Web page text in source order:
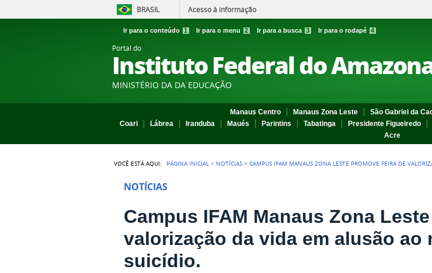
BRASIL Acesso à informação
Ir para o conteúdo 1 Ir para o menu 2 Ir para a busca 3 Ir para o rodapé 4
Portal do
Instituto Federal do
MINISTÉRIO DA DA EDUCAÇÃO
Manaus Centro Manaus Zona Leste São Gabriel da
Coari
Lábrea Iranduba Maués Parintins Tabatinga Presidente Figueiredo
Acre
VOCÊ ESTÁ AQUI: PÁGINA INICIAL > NOTÍCIAS >CAMPUS IFAM MANAUS ZONA LESTE PROMOVE FEIRA DE
NOTÍCIAS
Campus IFAM Manaus Zona
valorização da vida em alusão ao
suicídio.